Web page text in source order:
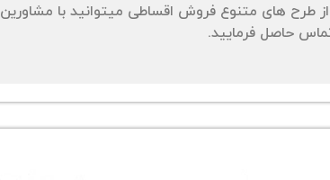
طرح های متنوع فروش اقساطی میتوانید با مشاورین
حاصل فرمایید.